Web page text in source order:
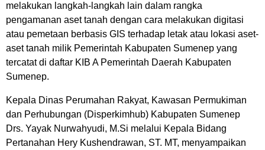
melakukan langkah-langkah lain dalam rangka
pengamanan aset tanah dengan cara melakukan digitasi
atau pemetaan berbasis GIS terhadap letak atau lokasi aset-
aset tanah milik Pemerintah Kabupaten Sumenep yang
tercatat di daftar KIB A Pemerintah Daerah Kabupaten
Sumenep.
Kepala Dinas Perumahan Rakyat, Kawasan Permukiman
dan Perhubungan (Disperkimhub) Kabupaten Sumenep
Drs. Yayak Nurwahyudi, M.Si melalui Kepala Bidang
Pertanahan Hery Kushendrawan, ST. MT, menyampaikan